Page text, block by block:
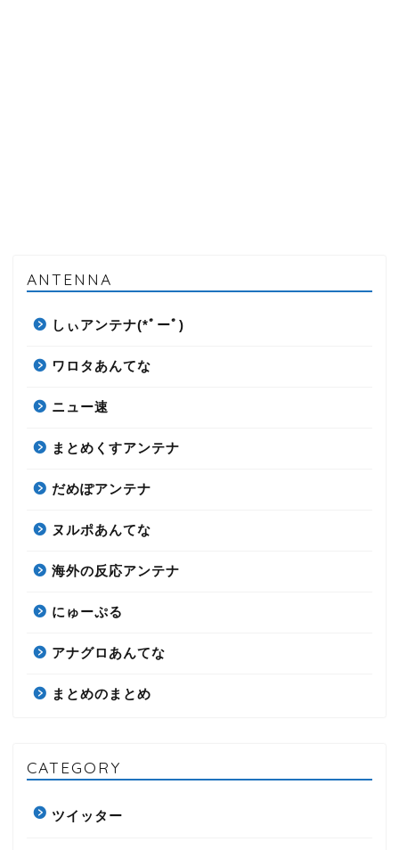
ANTENNA
しぃアンテナ(*ﾟーﾟ)
ワロタあんてな
ニュー速
まとめくすアンテナ
だめぽアンテナ
ヌルポあんてな
海外の反応アンテナ
にゅーぷる
アナグロあんてな
まとめのまとめ
CATEGORY
ツイッター